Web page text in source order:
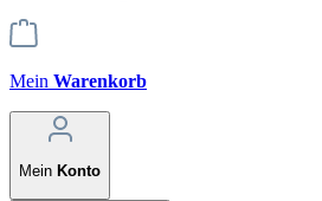
Mein Warenkorb
Mein Konto